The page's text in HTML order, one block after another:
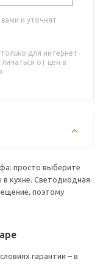
и уточнят
для интернет-
от цен в
просто выберите
кухне. Светодиодная
поэтому
гарантии – в